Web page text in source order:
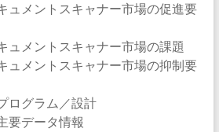
ュメントスキャナー市場の促進要
ュメントスキャナー市場の課題
ュメントスキャナー市場の抑制要
ログラム／設計
要データ情報